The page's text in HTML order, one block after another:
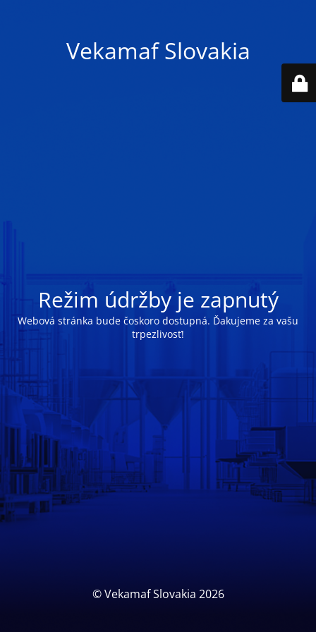
Vekamaf Slovakia
Režim údržby je zapnutý
Webová stránka bude čoskoro dostupná. Ďakujeme za vašu
trpezlivosť!
© Vekamaf Slovakia 2026